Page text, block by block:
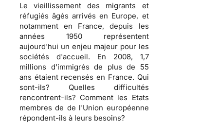
Le vieillissement des migrants et
réfugiés âgés arrivés en Europe, et
notamment en France, depuis les
années 1950 représentent
aujourd'hui un enjeu majeur pour les
sociétés d'accueil. En 2008, 1,7
millions d'immigrés de plus de 55
ans étaient recensés en France. Qui
sont-ils? Quelles difficultés
rencontrent-ils? Comment les Etats
membres de de l'Union européenne
répondent-ils à leurs besoins?